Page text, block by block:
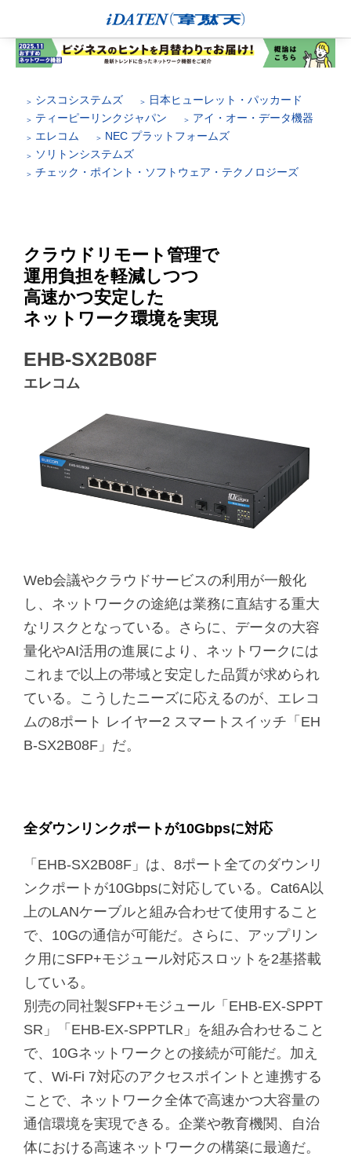
シスコシステムズ
日本ヒューレット・パッカード
ティーピーリンクジャパン
アイ・オー・データ機器
エレコム
NEC プラットフォームズ
ソリトンシステムズ
チェック・ポイント・ソフトウェア・テクノロジーズ
クラウドリモート管理で
運用負担を軽減しつつ
高速かつ安定した
ネットワーク環境を実現
EHB-SX2B08F
エレコム
Web会議やクラウドサービスの利用が一般化
し、ネットワークの途絶は業務に直結する重大
なリスクとなっている。さらに、データの大容
量化やAI活用の進展により、ネットワークには
これまで以上の帯域と安定した品質が求められ
ている。こうしたニーズに応えるのが、エレコ
ムの8ポート レイヤー2 スマートスイッチ「EH
B-SX2B08F」だ。
全ダウンリンクポートが10Gbpsに対応
「EHB-SX2B08F」は、8ポート全てのダウンリ
ンクポートが10Gbpsに対応している。Cat6A以
上のLANケーブルと組み合わせて使用すること
で、10Gの通信が可能だ。さらに、アップリン
ク用にSFP+モジュール対応スロットを2基搭載
している。
別売の同社製SFP+モジュール「EHB-EX-SPPT
SR」「EHB-EX-SPPTLR」を組み合わせること
で、10Gネットワークとの接続が可能だ。加え
て、Wi-Fi 7対応のアクセスポイントと連携する
ことで、ネットワーク全体で高速かつ大容量の
通信環境を実現できる。企業や教育機関、自治
体における高速ネットワークの構築に最適だ。